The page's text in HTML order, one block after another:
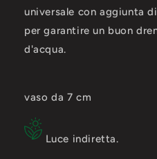
universale con aggiunta
per garantire un buon
d'acqua.
vaso da 7 cm
Luce indiretta.